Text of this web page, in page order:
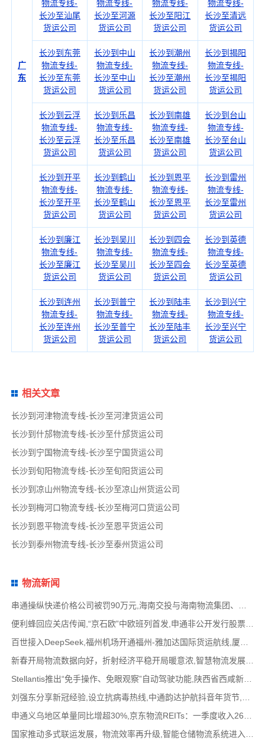
广
东
物流专线-
长沙至汕尾
货运公司
物流专线-
长沙至河源
货运公司
物流专线-
长沙至阳江
货运公司
物流专线-
长沙至清远
货运公司
长沙到东莞
物流专线-
长沙至东莞
货运公司
长沙到中山
物流专线-
长沙至中山
货运公司
长沙到潮州
物流专线-
长沙至潮州
货运公司
长沙到揭阳
物流专线-
长沙至揭阳
货运公司
长沙到云浮
物流专线-
长沙至云浮
货运公司
长沙到乐昌
物流专线-
长沙至乐昌
货运公司
长沙到南雄
物流专线-
长沙至南雄
货运公司
长沙到台山
物流专线-
长沙至台山
货运公司
长沙到开平
物流专线-
长沙至开平
货运公司
长沙到鹤山
物流专线-
长沙至鹤山
货运公司
长沙到恩平
物流专线-
长沙至恩平
货运公司
长沙到雷州
物流专线-
长沙至雷州
货运公司
长沙到廉江
物流专线-
长沙至廉江
货运公司
长沙到吴川
物流专线-
长沙至吴川
货运公司
长沙到四会
物流专线-
长沙至四会
货运公司
长沙到英德
物流专线-
长沙至英德
货运公司
长沙到连州
物流专线-
长沙至连州
货运公司
长沙到普宁
物流专线-
长沙至普宁
货运公司
长沙到陆丰
物流专线-
长沙至陆丰
货运公司
长沙到兴宁
物流专线-
长沙至兴宁
货运公司
相关文章
长沙到河津物流专线-长沙至河津货运公司
长沙到什邡物流专线-长沙至什邡货运公司
长沙到宁国物流专线-长沙至宁国货运公司
长沙到旬阳物流专线-长沙至旬阳货运公司
长沙到凉山州物流专线-长沙至凉山州货运公司
长沙到梅河口物流专线-长沙至梅河口货运公司
长沙到恩平物流专线-长沙至恩平货运公司
长沙到泰州物流专线-长沙至泰州货运公司
物流新闻
便利蜂回应关店传闻,“京石欧”中欧班列首发,申通非公开发行股票方案失效,老挝中通和老挝
百世接入DeepSeek,福州机场开通福州-雅加达国际货运航线,厦门拟立法保障网约配送员劳动权益
新春开局物流数据向好，折射经济平稳开局暖意浓,智慧物流发展迅猛，新一代信息技术深度融
Stellantis推出“免手操作、免眼观察”自动驾驶功能,陕西省西咸新区公示首批智能网联道路测试